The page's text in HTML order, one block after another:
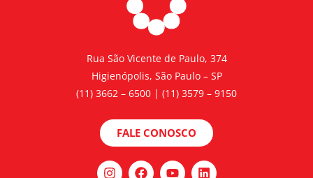
Rua São Vicente de Paulo, 374
Higienópolis, São Paulo – SP
(11) 3662 – 6500 | (11) 3579 – 9150
FALE CONOSCO